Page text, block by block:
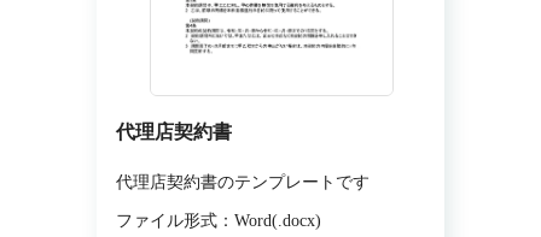
代理店契約書
代理店契約書のテンプレートです
ファイル形式：Word(.docx)